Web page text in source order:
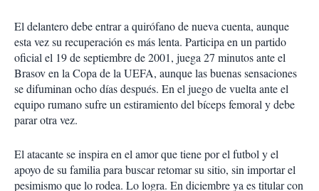
El delantero debe entrar a quirófano de nueva cuenta, aunque
esta vez su recuperación es más lenta. Participa en un partido
oficial el 19 de septiembre de 2001, juega 27 minutos ante el
Brasov en la Copa de la UEFA, aunque las buenas sensaciones
se difuminan ocho días después. En el juego de vuelta ante el
equipo rumano sufre un estiramiento del bíceps femoral y debe
parar otra vez.
El atacante se inspira en el amor que tiene por el futbol y el
apoyo de su familia para buscar retomar su sitio, sin importar el
pesimismo que lo rodea. Lo logra. En diciembre ya es titular con